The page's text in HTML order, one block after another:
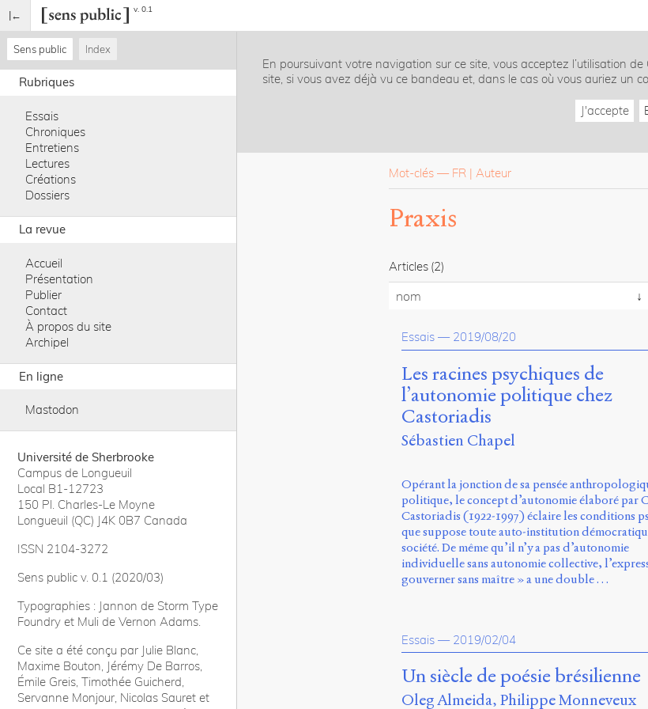
v. 0.1
Sens public Index
Rubriques
Essais
Chroniques
Entretiens
Lectures
Créations
Dossiers
La revue
Accueil
Présentation
Publier
Contact
À propos du site
Archipel
En ligne
Mastodon
Université de Sherbrooke
Campus de Longueuil
Local B1-12723
150 Pl. Charles-Le Moyne
Longueuil (QC) J4K 0B7 Canada
ISSN 2104-3272
Sens public v. 0.1 (2020/03)
Typographies : Jannon de Storm Type
Foundry et Muli de Vernon Adams.
Ce site a été conçu par Julie Blanc,
Maxime Bouton, Jérémy De Barros,
Émile Greis, Timothée Guicherd,
Servanne Monjour, Nicolas Sauret et
En poursuivant votre navigation sur ce site, vous acceptez l’utilisation
site, si vous avez déjà vu ce bandeau et, dans le cas où vous auriez un
J'accepte
Mot-clés — FR Auteur
Praxis
Articles (2)
nom
Essais — 2019/08/20
Les racines psychiques de
l’autonomie politique chez
Castoriadis
Sébastien Chapel
Opérant la jonction de sa pensée
politique, le concept d’autonomie élaboré par
Castoriadis (1922-1997) éclaire les conditions
que suppose toute auto-institution
société. De même qu’il n’y a pas d’autonomie
individuelle sans autonomie collective,
gouverner sans maître » a une double …
Essais — 2019/02/04
Un siècle de poésie brésilienne
Oleg Almeida Philippe Monneveux